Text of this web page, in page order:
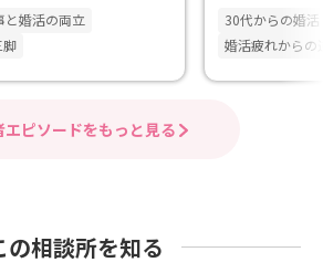
と婚活の両立
脚
30代からの婚活
婚活疲れからの
エピソードをもっと見る
の相談所を知る